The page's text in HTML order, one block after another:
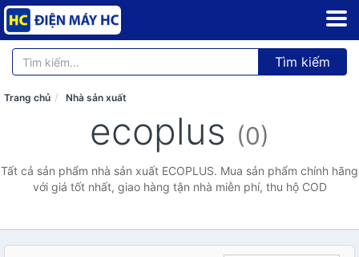
Tìm kiếm
Trang chủ Nhà sản xuất
ecoplus (0)
Tất cả sản phẩm nhà sản xuất ECOPLUS. Mua sản phẩm chính hãng
với giá tốt nhất, giao hàng tận nhà miễn phí, thu hộ COD